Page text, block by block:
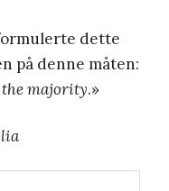
dette
på denne måten:
majority.»